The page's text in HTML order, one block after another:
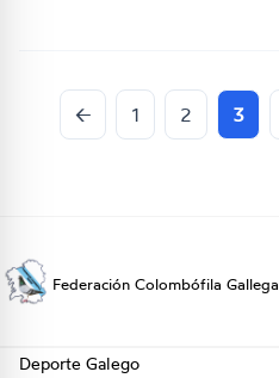
← 1 2 3
Federación Colombófila Gallega
Deporte Galego